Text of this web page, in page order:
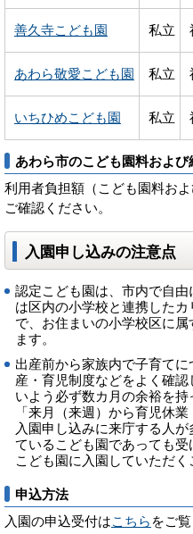
善久寺こども園 私立
あわら敬愛こども園 私立
いちひめこども園 私立
あわら市のこども園料および
利用者負担額（こども園料およ
ご確認ください。
入園申し込みの注意点
認定こども園は、市内で自
は区内の小学校と連携した
で、お住まいの小学校区に
ます。
出産前から家族内で子育て
産・育児制度などをよく確
いよう必ず数カ月の余裕を
「来月（来週）から育児休
入園申し込みに来庁する人
ているこども園であっても
こども園に入園していただく
申込方法
入園の申込受付はこちら をご覧